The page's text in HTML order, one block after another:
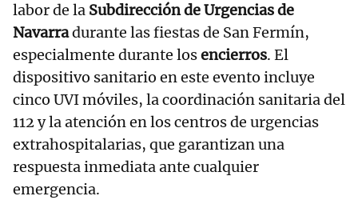
labor de la Subdirección de Urgencias de
Navarradurante las fiestas de San Fermín,
especialmente durante losencierros. El
dispositivo sanitario en este evento incluye
cinco UVI móviles, la coordinación sanitaria del
112 y la atención en los centros de urgencias
extrahospitalarias, que garantizan una
respuesta inmediata ante cualquier
emergencia.